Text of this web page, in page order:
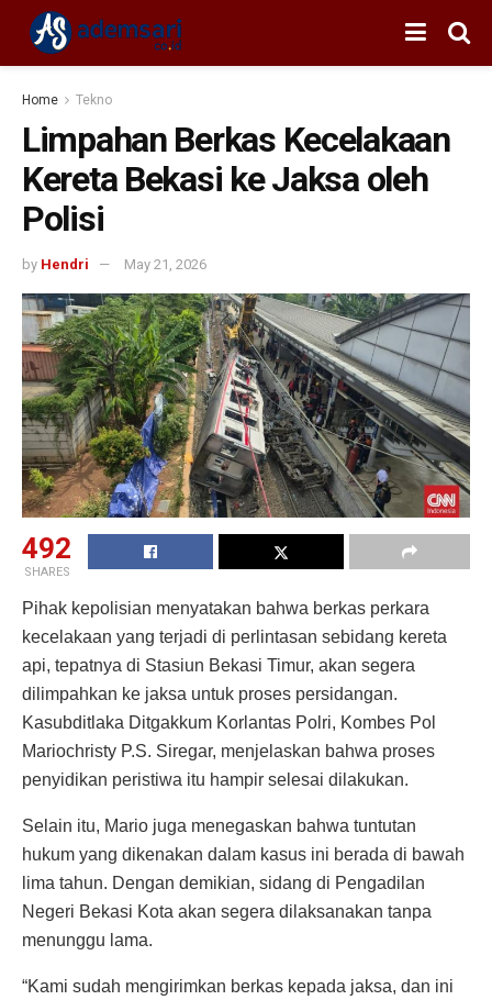
Home Tekno
Limpahan Berkas Kecelakaan
Kereta Bekasi ke Jaksa oleh
Polisi
by Hendri May 21, 2026
492
SHARES
Pihak kepolisian menyatakan bahwa berkas perkara
kecelakaan yang terjadi di perlintasan sebidang kereta
api, tepatnya di Stasiun Bekasi Timur, akan segera
dilimpahkan ke jaksa untuk proses persidangan.
Kasubditlaka Ditgakkum Korlantas Polri, Kombes Pol
Mariochristy P.S. Siregar, menjelaskan bahwa proses
penyidikan peristiwa itu hampir selesai dilakukan.
Selain itu, Mario juga menegaskan bahwa tuntutan
hukum yang dikenakan dalam kasus ini berada di bawah
lima tahun. Dengan demikian, sidang di Pengadilan
Negeri Bekasi Kota akan segera dilaksanakan tanpa
menunggu lama.
“Kami sudah mengirimkan berkas kepada jaksa, dan ini